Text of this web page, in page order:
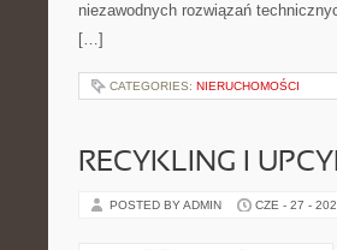
niezawodnych rozwiązań
[…]
CATEGORIES: NIERUCHOMOŚCI
RECYKLING I
POSTED BY ADMIN CZE - 27 -